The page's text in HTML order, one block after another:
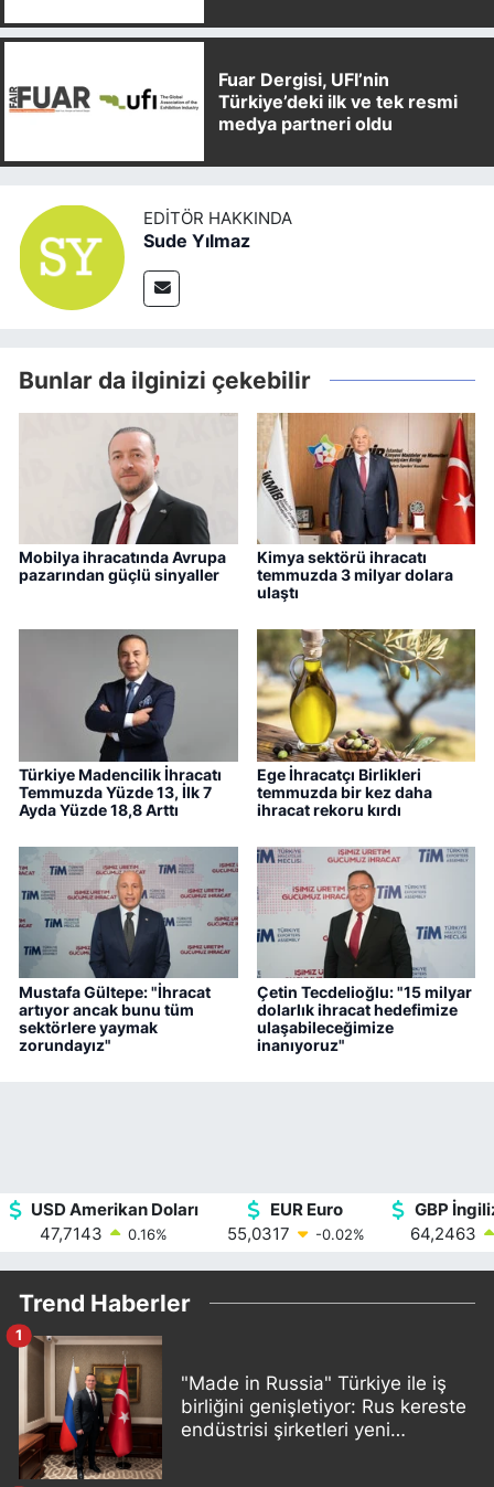
Fuar Dergisi, UFI’nin
Türkiye’deki ilk ve tek resmi
medya partneri oldu
EDITÖR HAKKINDA
Sude Yılmaz
Bunlar da ilginizi çekebilir
Mobilya ihracatında Avrupa
pazarından güçlü sinyaller
Kimya sektörü ihracatı
temmuzda 3 milyar dolara
ulaştı
Türkiye Madencilik İhracatı
Temmuzda Yüzde 13, İlk 7
Ayda Yüzde 18,8 Arttı
Ege İhracatçı Birlikleri
temmuzda bir kez daha
ihracat rekoru kırdı
Mustafa Gültepe: "İhracat
artıyor ancak bunu tüm
sektörlere yaymak
zorundayız"
Çetin Tecdelioğlu: "15 milyar
dolarlık ihracat hedefimize
ulaşabileceğimize
inanıyoruz"
USD Amerikan Doları
47,7143
0.16%
EUR Euro
55,0317
-0.02%
GBP
64,2463
Trend Haberler
"Made in Russia" Türkiye ile iş
birliğini genişletiyor: Rus kereste
endüstrisi şirketleri yeni
1